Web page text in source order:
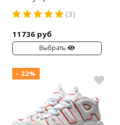
(3)
11736 руб
Выбрать
- 22%
Air Jordan 312
Air Jordan 40
Air Jordan 39
Air Jordan 38
adidas Gazelle
adidas Handball
adidas Adistar
adidas adiFOM